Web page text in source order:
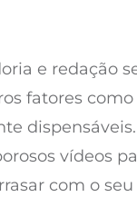
e redação
fatores
vídeos
com o